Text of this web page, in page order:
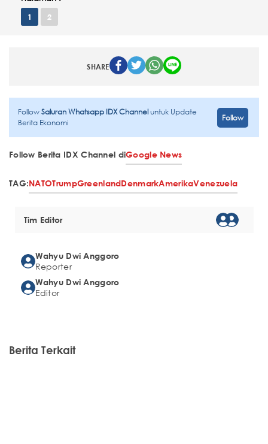
1 2
SHARE
FollowSaluran Whatsapp IDX Channeluntuk Update
Berita Ekonomi
Follow
Follow Berita IDX Channel diGoogle News
TAG:NATOTrumpGreenlandDenmarkAmerikaVenezuela
Tim Editor
Wahyu Dwi Anggoro
Reporter
Wahyu Dwi Anggoro
Editor
Berita Terkait